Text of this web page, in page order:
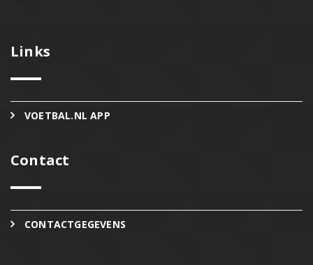
Links
VOETBAL.NL APP
Contact
CONTACTGEGEVENS